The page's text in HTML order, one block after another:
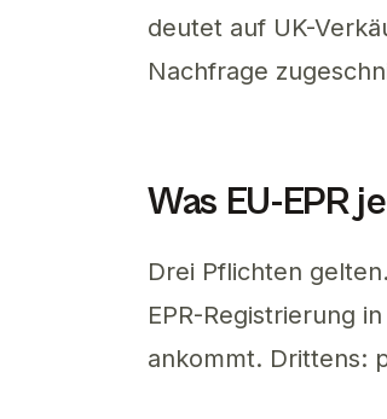
deutet auf UK-
Nachfrage
Was EU-EPR
Drei Pflichten
EPR-Registrierung
ankommt. Drittens: